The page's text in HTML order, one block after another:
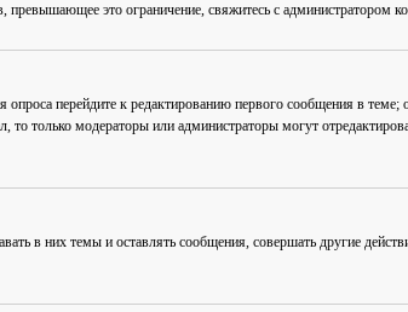
превышающее это ограничение, свяжитесь с администратором
перейдите к редактированию первого сообщения в теме;
только модераторы или администраторы могут
в них темы и оставлять сообщения, совершать другие